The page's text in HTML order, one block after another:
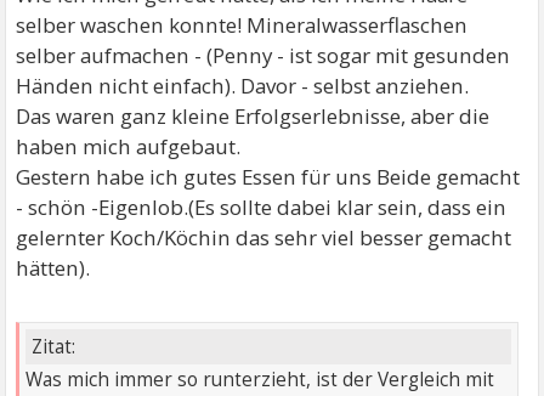
selber waschen konnte! Mineralwasserflaschen
selber aufmachen - (Penny - ist sogar mit gesunden
Händen nicht einfach). Davor - selbst anziehen.
Das waren ganz kleine Erfolgserlebnisse, aber die
haben mich aufgebaut.
Gestern habe ich gutes Essen für uns Beide gemacht
- schön -Eigenlob.(Es sollte dabei klar sein, dass ein
gelernter Koch/Köchin das sehr viel besser gemacht
hätten).
Zitat:
Was mich immer so runterzieht, ist der Vergleich mit